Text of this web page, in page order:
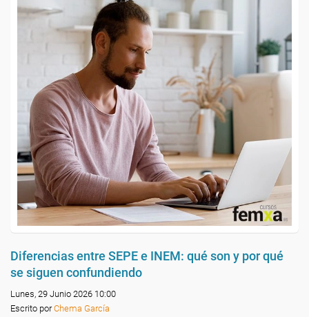
Diferencias entre SEPE e INEM: qué son y por qué
se siguen confundiendo
Lunes, 29 Junio 2026 10:00
Escrito porChema García